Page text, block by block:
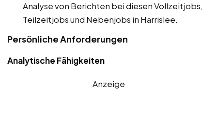
Analyse von Berichten bei diesen Vollzeitjobs,
Teilzeitjobs und Nebenjobs in Harrislee.
Persönliche Anforderungen
Analytische Fähigkeiten
Anzeige